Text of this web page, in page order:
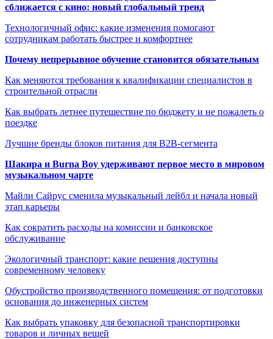
сближается с кино: новый глобальный тренд
Технологичный офис: какие изменения помогают
сотрудникам работать быстрее и комфортнее
Почему непрерывное обучение становится обязательным
Как меняются требования к квалификации специалистов в
строительной отрасли
Как выбрать летнее путешествие по бюджету и не пожалеть о
поездке
Лучшие бренды блоков питания для B2B-сегмента
Шакира и Burna Boy удерживают первое место в мировом
музыкальном чарте
Майли Сайрус сменила музыкальный лейбл и начала новый
этап карьеры
Как сократить расходы на комиссии и банковское
обслуживание
Экологичный транспорт: какие решения доступны
современному человеку
Обустройство производственного помещения: от подготовки
основания до инженерных систем
Как выбрать упаковку для безопасной транспортировки
товаров и личных вещей